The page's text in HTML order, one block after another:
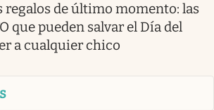
regalos de último momento: las
que pueden salvar el Día del
a cualquier chico